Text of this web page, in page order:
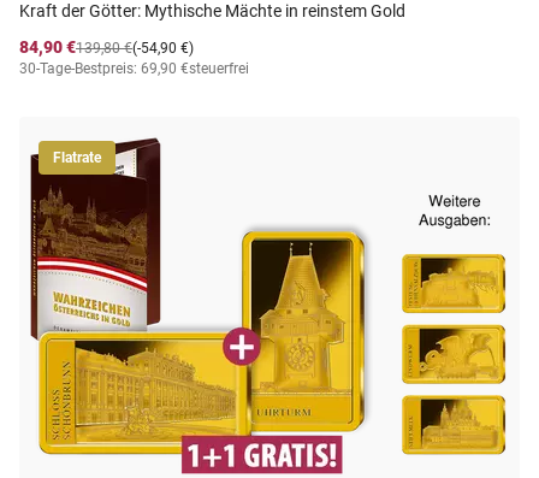
Kraft der Götter: Mythische Mächte in reinstem Gold
84,90 €
(-54,90 €)
139,80 €
30-Tage-Bestpreis: 69,90 €steuerfrei
Flatrate